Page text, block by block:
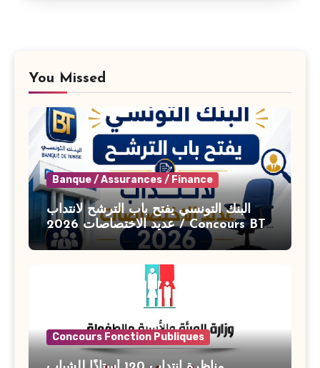
You Missed
Banque / Assurances / Finance
البنك التونسي يفتح باب الترشح لانتداب
عديد الاختصاصات 2026 / Concours BT
Banque de Tunisie 2026
Concours Fonction Publiques